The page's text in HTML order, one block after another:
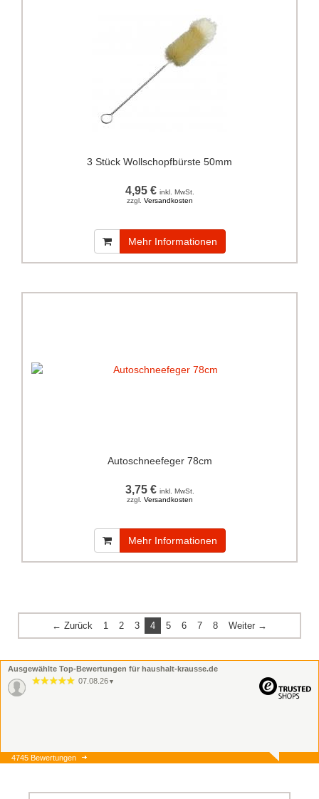
3 Stück Wollschopfbürste 50mm
4,95 € inkl. MwSt.
zzgl. Versandkosten
Mehr Informationen
Autoschneefeger 78cm
3,75 € inkl. MwSt.
zzgl. Versandkosten
Mehr Informationen
← Zurück 1 2 3 4 5 6 7 8 Weiter →
Ausgewählte Top-Bewertungen für haushalt-krausse.de
07.08.26 ▼
07.08.26 ▼
4745 Bewertungen